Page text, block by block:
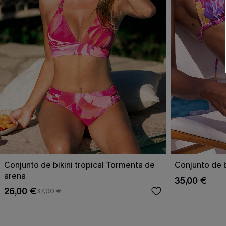
Conjunto de bikini tropical Tormenta de
arena
26,00 €37,00 €
Conjunto de
35,00 €